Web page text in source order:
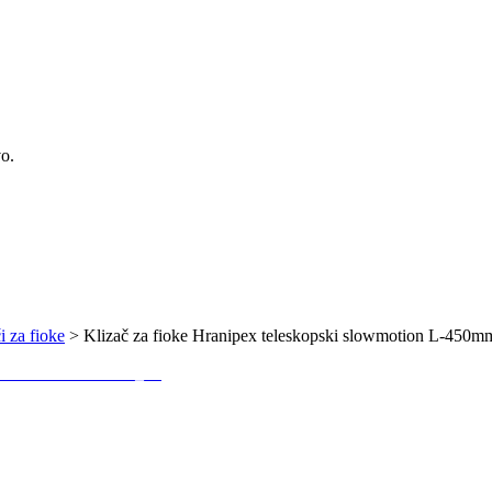
za fioke > Klizač za fioke Hranipex teleskopski slowmotion L-